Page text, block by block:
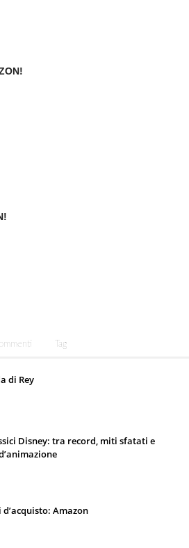
Tag
di Rey
Disney: tra record, miti sfatati e
d’acquisto: Amazon